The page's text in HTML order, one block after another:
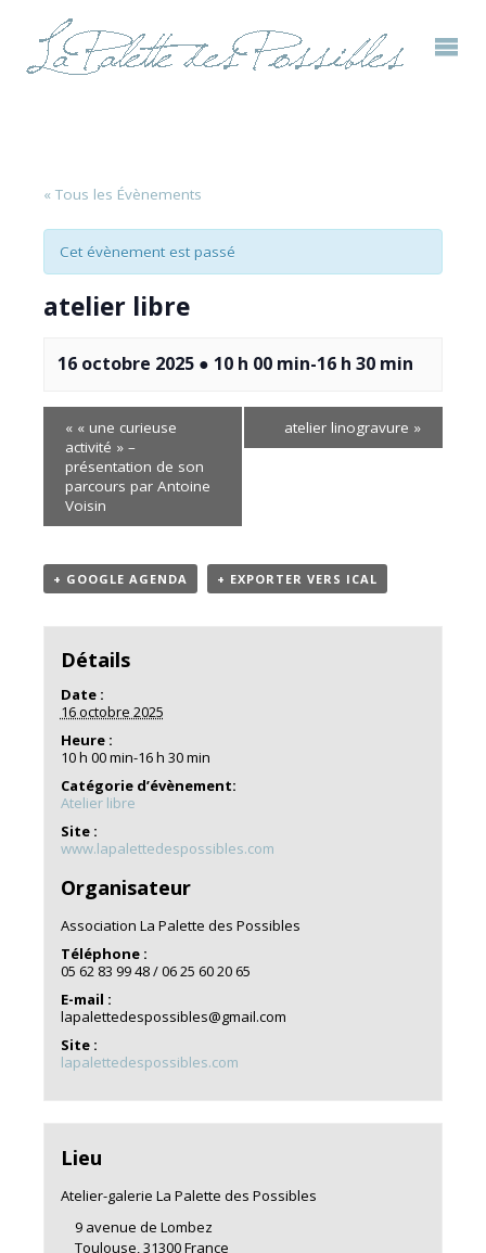
« Tous les Évènements
Cet évènement est passé
atelier libre
16 octobre 2025 ● 10 h 00 min-16 h 30 min
« « une curieuse
activité » –
présentation de son
parcours par Antoine
Voisin
atelier linogravure »
+ GOOGLE AGENDA + EXPORTER VERS ICAL
Détails
Date :
16 octobre 2025
Heure :
10 h 00 min-16 h 30 min
Catégorie d’évènement:
Atelier libre
Site :
www.lapalettedespossibles.com
Organisateur
Association La Palette des Possibles
Téléphone :
05 62 83 99 48 / 06 25 60 20 65
E-mail :
lapalettedespossibles@gmail.com
Site :
lapalettedespossibles.com
Lieu
Atelier-galerie La Palette des Possibles
9 avenue de Lombez
Toulouse,31300France